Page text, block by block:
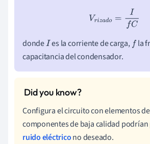
V
a do= IfC
dondeI es la corriente de carga, f la
capacitancia del condensador.
Configura el circuito con elementos
componentes de baja calidad
ruido eléctricono deseado.